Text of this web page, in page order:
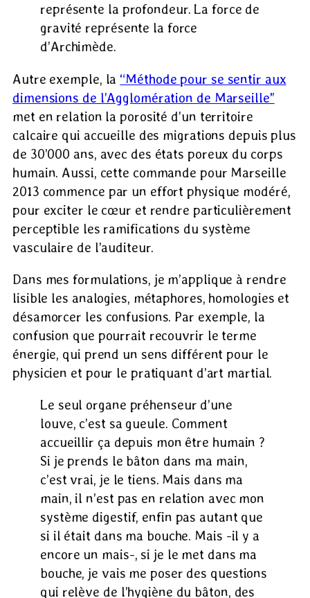
représente la profondeur. La force de
gravité représente la force
d’Archimède.
Autre exemple, la “Méthode pour se sentir aux
dimensions de l’Agglomération de Marseille”
met en relation la porosité d’un territoire
calcaire qui accueille des migrations depuis plus
de 30’000 ans, avec des états poreux du corps
humain. Aussi, cette commande pour Marseille
2013 commence par un effort physique modéré,
pour exciter le cœur et rendre particulièrement
perceptible les ramifications du système
vasculaire de l’auditeur.
Dans mes formulations, je m’applique à rendre
lisible les analogies, métaphores, homologies et
désamorcer les confusions. Par exemple, la
confusion que pourrait recouvrir le terme
énergie, qui prend un sens différent pour le
physicien et pour le pratiquant d’art martial.
Le seul organe préhenseur d’une
louve, c’est sa gueule. Comment
accueillir ça depuis mon être humain ?
Si je prends le bâton dans ma main,
c’est vrai, je le tiens. Mais dans ma
main, il n’est pas en relation avec mon
système digestif, enfin pas autant que
si il était dans ma bouche. Mais -il y a
encore un mais-, si je le met dans ma
bouche, je vais me poser des questions
qui relève de l’hygiène du bâton, des